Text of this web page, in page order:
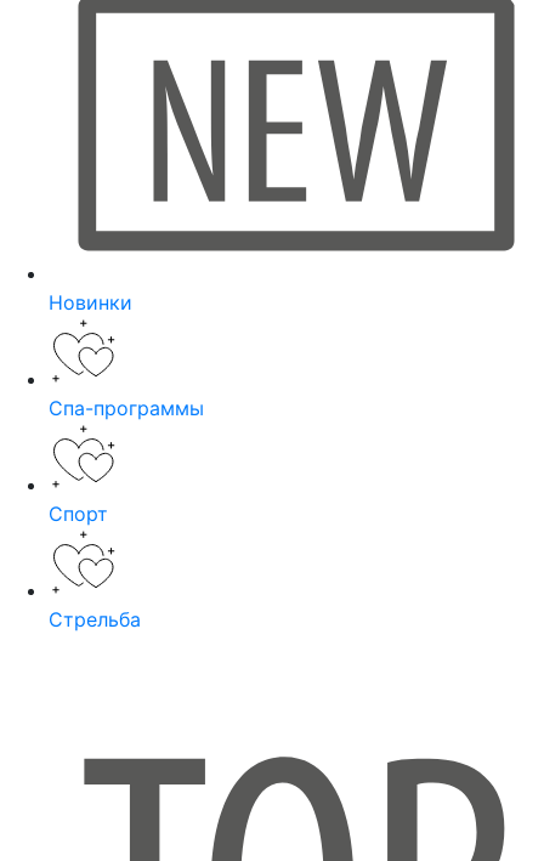
Новинки
Спа-программы
Спорт
Стрельба